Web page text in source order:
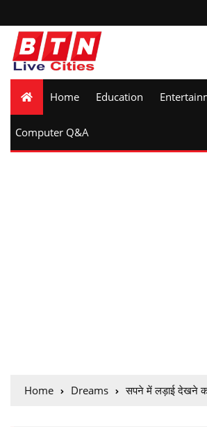
Home Education
Computer Q&A
Home Dreams सपने में लड़ाई देखने